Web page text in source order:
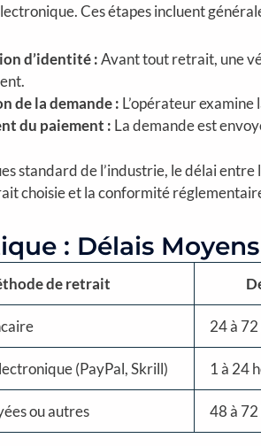
Ces étapes incluent
d’identité :Avant tout retrait, une
de la demande : L’opérateur examine
du paiement : La demande est
standard de l’industrie, le délai
choisie et la conformité
: Délais
de retrait
24 à
(PayPal, Skrill) 1 à 24
ou autres 48 à